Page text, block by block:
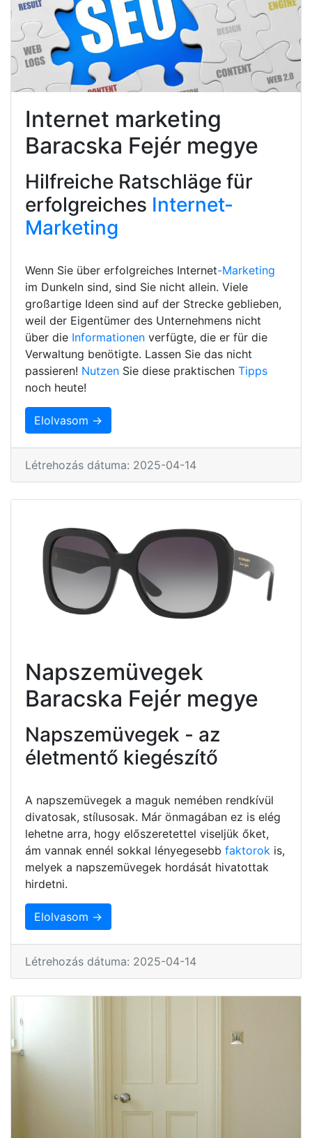
Internet marketing
Baracska Fejér megye
Hilfreiche Ratschläge für
erfolgreiches Internet-
Marketing
Wenn Sie über erfolgreiches Internet-Marketing
im Dunkeln sind, sind Sie nicht allein. Viele
großartige Ideen sind auf der Strecke geblieben,
weil der Eigentümer des Unternehmens nicht
über die Informationen verfügte, die er für die
Verwaltung benötigte. Lassen Sie das nicht
passieren! Nutzen Sie diese praktischen Tipps
noch heute!
Elolvasom →
Létrehozás dátuma: 2025-04-14
Napszemüvegek
Baracska Fejér megye
Napszemüvegek - az
életmentő kiegészítő
A napszemüvegek a maguk nemében rendkívül
divatosak, stílusosak. Már önmagában ez is elég
lehetne arra, hogy előszeretettel viseljük őket,
ám vannak ennél sokkal lényegesebb faktorok is,
melyek a napszemüvegek hordását hivatottak
hirdetni.
Elolvasom →
Létrehozás dátuma: 2025-04-14